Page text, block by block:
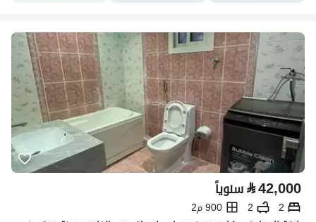
⃁42,000 سنوياً
2
2
900 م2